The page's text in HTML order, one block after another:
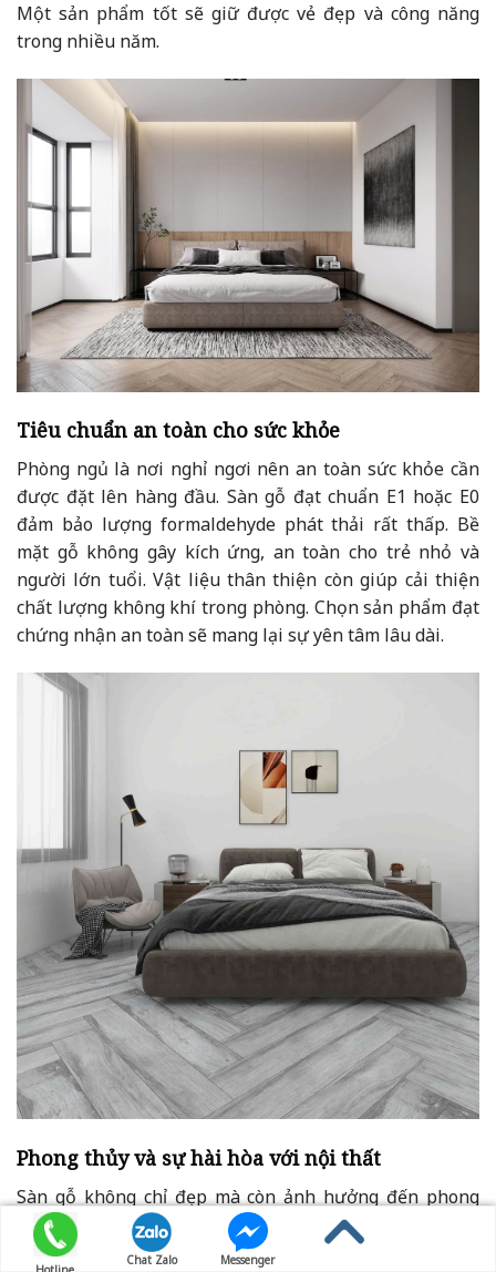
Một sản phẩm tốt sẽ giữ được vẻ đẹp và công năng
trong nhiều năm.
Tiêu chuẩn an toàn cho sức khỏe
Phòng ngủ là nơi nghỉ ngơi nên an toàn sức khỏe cần
được đặt lên hàng đầu. Sàn gỗ đạt chuẩn E1 hoặc E0
đảm bảo lượng formaldehyde phát thải rất thấp. Bề
mặt gỗ không gây kích ứng, an toàn cho trẻ nhỏ và
người lớn tuổi. Vật liệu thân thiện còn giúp cải thiện
chất lượng không khí trong phòng. Chọn sản phẩm đạt
chứng nhận an toàn sẽ mang lại sự yên tâm lâu dài.
Phong thủy và sự hài hòa với nội thất
Sàn gỗ không chỉ đẹp mà còn ảnh hưởng đến phong
thủy phòng ngủ. Màu sắc cần phù hợp mệnh gia chủ để
mang lại may mắn và bình an. Sự hài hòa giữa sàn,
Chat Zalo Messenger